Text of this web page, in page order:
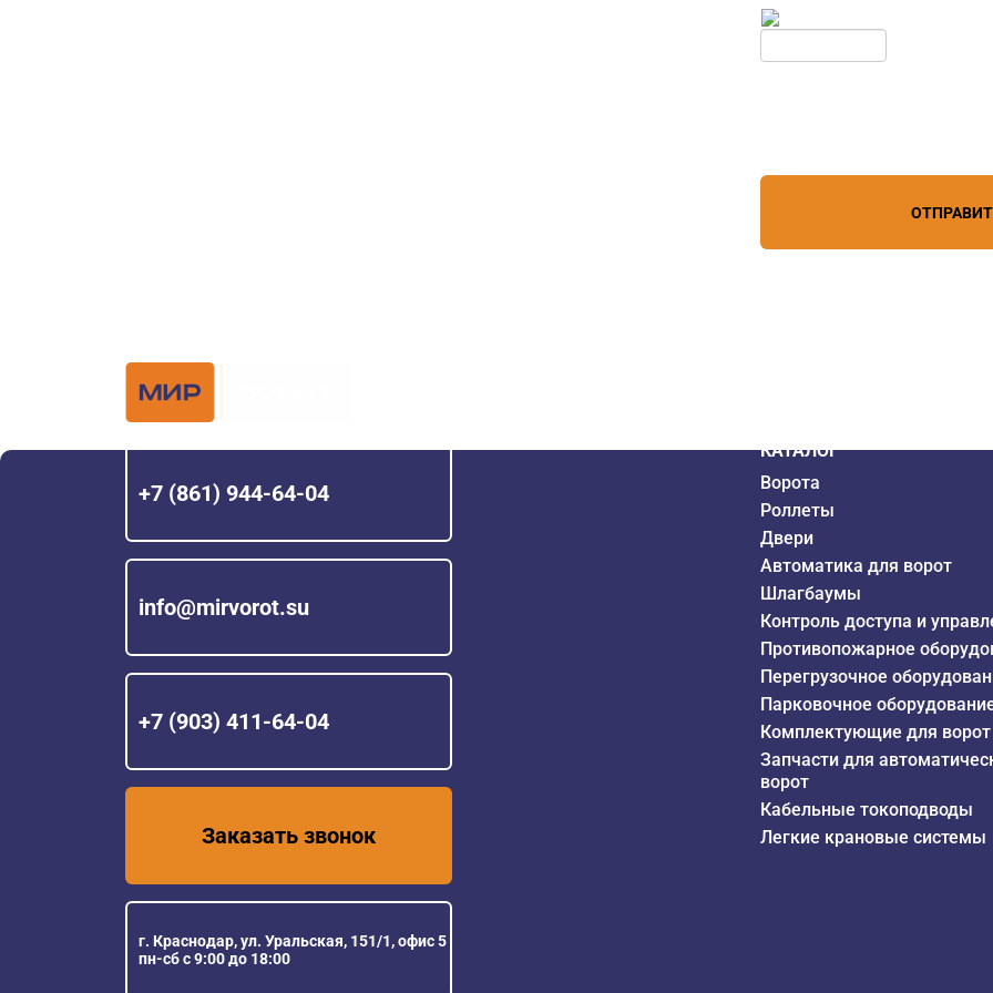
+7 (861) 944-64-04
info@mirvorot.su
+7 (903) 411-64-04
Заказать звонок
г. Краснодар, ул. Уральская, 151/1, офис 5
пн-сб с 9:00 до 18:00
КАТАЛОГ
Ворота
Роллеты
Двери
Автоматика для ворот
Шлагбаумы
Контроль доступа и
Противопожарное
Перегрузочное
Парковочное
Комплектующие для ворот
Запчасти для
ворот
Кабельные токоподводы
Легкие крановые системы